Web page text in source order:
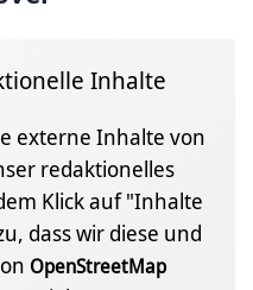
Inhalte
externe Inhalte von
redaktionelles
Klick auf "Inhalte
dass wir diese und
OpenStreetMap